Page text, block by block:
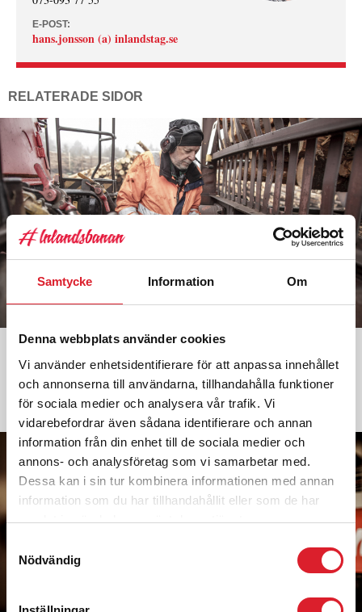
Samtycke Information Om
Denna webbplats använder cookies
Vi använder enhetsidentifierare för att anpassa innehållet
och annonserna till användarna, tillhandahålla funktioner
för sociala medier och analysera vår trafik. Vi
vidarebefordrar även sådana identifierare och annan
information från din enhet till de sociala medier och
annons- och analysföretag som vi samarbetar med.
Dessa kan i sin tur kombinera informationen med annan
information som du har tillhandahållit eller som de har
samlat in när du har använt deras tjänster.
Nödvändig
E-POST:
hans.jonsson (a) inlandstag.se
RELATERADE SIDOR
Kreativa och hållbara transporter samt logistiklösningar på järnväg.
LÄS MER »